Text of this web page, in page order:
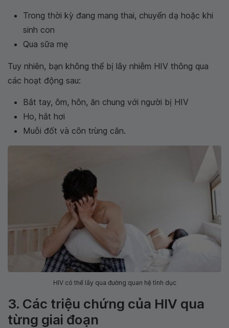
Trong thời kỳ đang mang thai, chuyển dạ hoặc khi
sinh con
Qua sữa mẹ
Tuy nhiên, bạn không thể bị lây nhiễm HIV thông qua
các hoạt động sau:
Bắt tay, ôm, hôn, ăn chung với người bị HIV
Ho, hắt hơi
Muỗi đốt và côn trùng cắn.
HIV có thể lây qua đường quan hệ tình dục
3. Các triệu chứng của HIV qua
từng giai đoạn